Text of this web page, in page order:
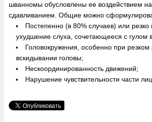
шванномы обусловлены ее воздействием на
сдавливанием. Общие можно
Постепенно (в 80% случаев) или
ухудшение слуха, сочетающееся с гулом
Головокружения, особенно при резком
вскидывании головы;
Нескоординированность движений;
Нарушение чувствительности части